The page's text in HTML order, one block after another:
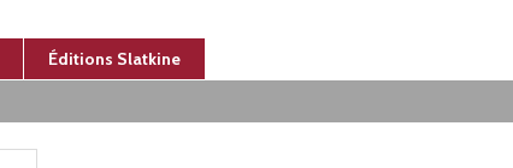
Éditions Slatkine